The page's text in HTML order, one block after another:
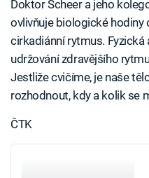
Doktor Scheer a jeho
ovlivňuje biologické hodiny
cirkadiánní rytmus.
udržování zdravějšího
Jestliže cvičíme, je naše
rozhodnout, kdy a kolik se
ČTK